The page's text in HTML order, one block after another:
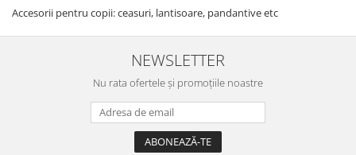
Accesorii pentru copii: ceasuri, lantisoare, pandantive etc
NEWSLETTER
Nu rata ofertele și promoțiile noastre